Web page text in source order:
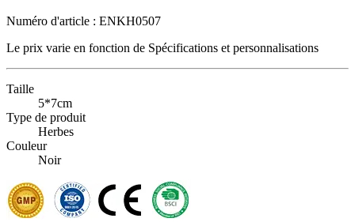
Numéro d'article : ENKH0507
Le prix varie en fonction de Spécifications et personnalisations
Taille
5*7cm
Type de produit
Herbes
Couleur
Noir